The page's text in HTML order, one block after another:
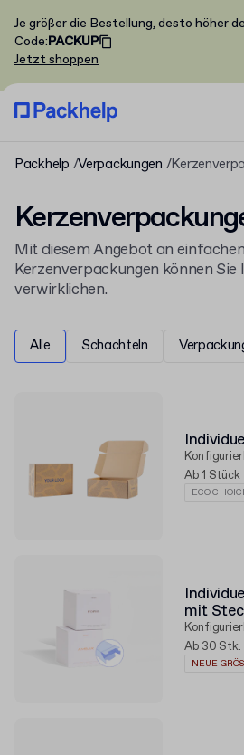
Je größer die Bestellung, desto höher
Code:PACKUP
Jetzt shoppen
Packhelp Verpackungen
Mit diesem Angebot an
Kerzenverpackungen können Sie
verwirklichen.
Alle Schachteln
Ab 1 Stück
ECO
mit
Ab 30 Stk.
NEUE